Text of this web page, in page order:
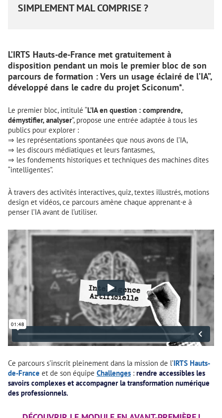
SIMPLEMENT MAL COMPRISE ?
L’IRTS Hauts-de-France met gratuitement à
disposition pendant un mois le premier bloc de son
parcours de formation : Vers un usage éclairé de l’IA”,
développé dans le cadre du projet Sciconum*.
Le premier bloc, intitulé “L’IA en question : comprendre,
démystifier, analyser”, propose une entrée adaptée à tous les
publics pour explorer :
⇒ les représentations spontanées que nous avons de l’IA,
⇒ les discours médiatiques et leurs fantasmes,
⇒ les fondements historiques et techniques des machines dites
“intelligentes”.
À travers des activités interactives, quiz, textes illustrés, motions
design et vidéos, ce parcours amène chaque apprenant·e à
penser l’IA avant de l’utiliser.
Ce parcours s’inscrit pleinement dans la mission de l’IRTS Hauts-
de-France et de son équipe Challenges : rendre accessibles les
savoirs complexes et accompagner la transformation numérique
des professionnels.